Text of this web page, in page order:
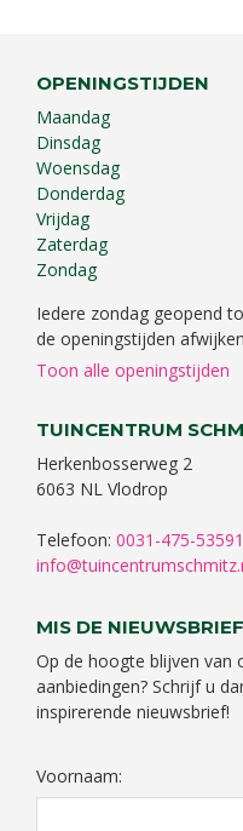
OPENINGSTIJDEN
Maandag
Dinsdag
Woensdag
Donderdag
Vrijdag
Zaterdag
Zondag
Iedere zondag geopend
de openingstijden
Toon alle openingstijden
TUINCENTRUM
Herkenbosserweg 2
6063 NL Vlodrop
Telefoon: 0031-475-
MIS DE
Op de hoogte blijven van
aanbiedingen? Schrijf u
inspirerende nieuwsbrief!
Voornaam: